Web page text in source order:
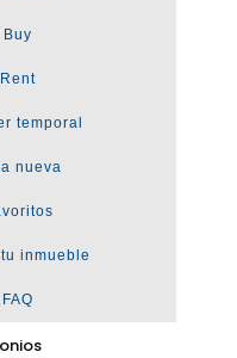
Buy
Rent
temporal
nueva
inmueble
FAQ